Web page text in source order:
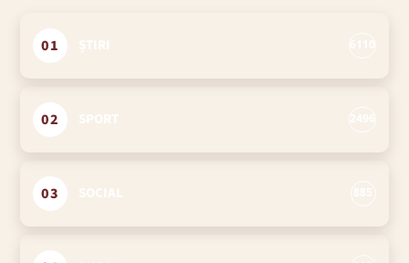
01
02
03